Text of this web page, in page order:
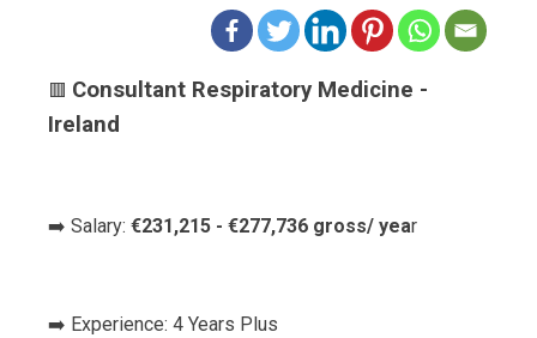
🟥 Consultant Respiratory Medicine -
Ireland
➡️ Salary: €231,215 - €277,736 gross/ year
➡️ Experience: 4 Years Plus